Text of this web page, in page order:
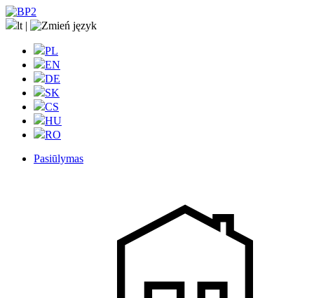
lt |
PL
EN
DE
SK
CS
HU
RO
Pasiūlymas